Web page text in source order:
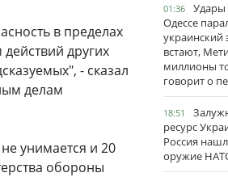
в пределах
других
- сказал
делам
унимается и 20
обороны
01:36
Одессе
украинский
встают,
миллионы
говорит о
18:51
ресурс
Россия
оружие